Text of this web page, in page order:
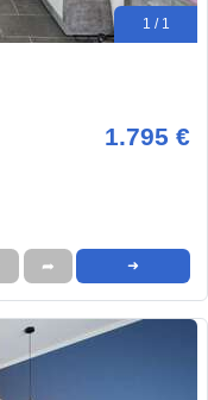
1 / 1
1.795 €
➦ ➜